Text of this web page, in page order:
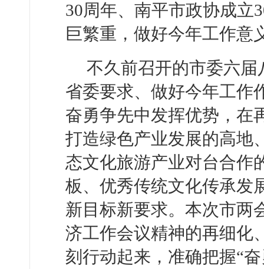
30周年、南平市政协成立
巨繁重，做好今年工作意
不久前召开的市委六
省委要求、做好今年工作
奋勇争先中发挥优势，在
打造绿色产业发展的高地
态文化旅游产业对台合作
板、优秀传统文化传承发
新目标新要求。本次市两
济工作会议精神的再细化
刻行动起来，准确把握“